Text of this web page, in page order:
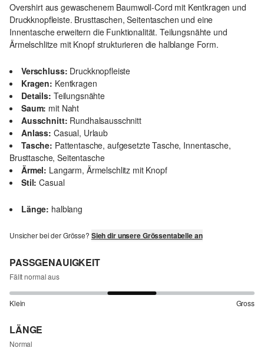
Overshirt aus gewaschenem Baumwoll-Cord mit Kentkragen und
Druckknopfleiste. Brusttaschen, Seitentaschen und eine
Innentasche erweitern die Funktionalität. Teilungsnähte und
Ärmelschlitze mit Knopf strukturieren die halblange Form.
Verschluss: Druckknopfleiste
Kragen: Kentkragen
Details: Teilungsnähte
Saum: mit Naht
Ausschnitt: Rundhalsausschnitt
Anlass: Casual, Urlaub
Tasche: Pattentasche, aufgesetzte Tasche, Innentasche,
Brusttasche, Seitentasche
Ärmel: Langarm, Ärmelschlitz mit Knopf
Stil: Casual
Länge: halblang
Unsicher bei der Grösse? Sieh dir unsere Grössentabelle an
PASSGENAUIGKEIT
Fällt normal aus
Klein Gross
LÄNGE
Normal